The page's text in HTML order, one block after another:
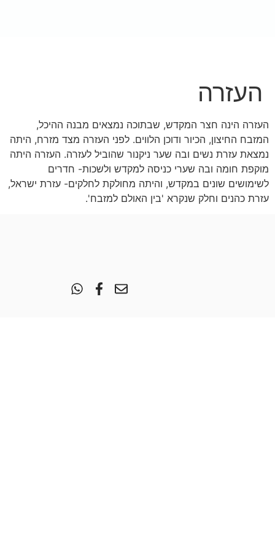
העזרה
העזרה הינה חצר המקדש, שבתוכה נמצאים מבנה ההיכל,
המזבח החיצון, הכיור ודוכן הלווים. לפני העזרה מצד מזרח, היתה
נמצאת עזרת נשים ובה שער ניקנור שהוביל לעזרה. העזרה היתה
מוקפת חומה ובה שערי כניסה למקדש ולשכות- חדרים
לשימושים שונים במקדש, והיתה מחולקת לחלקים- עזרת ישראל,
עזרת כהנים וחלק שנקרא 'בין האולם למזבח'.